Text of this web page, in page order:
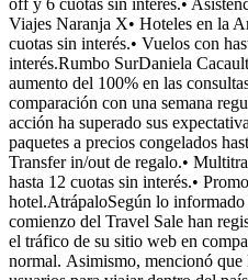
Viajes Naranja X• Hoteles en la
cuotas sin interés.• Vuelos con
interés.Rumbo SurDaniela
aumento del 100% en las
comparación con una semana
acción ha superado sus
paquetes a precios congelados
Transfer in/out de regalo.•
hasta 12 cuotas sin interés.•
hotel.AtrápaloSegún lo
comienzo del Travel Sale han
el tráfico de su sitio web en
normal. Asimismo, mencionó que